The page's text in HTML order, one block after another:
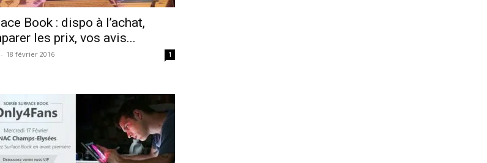
Book : dispo à l’achat,
les prix, vos avis...
- 18 février 2016 1